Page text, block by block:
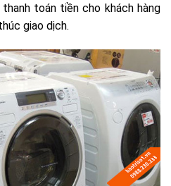
toán tiền cho khách hàng
giao dịch.